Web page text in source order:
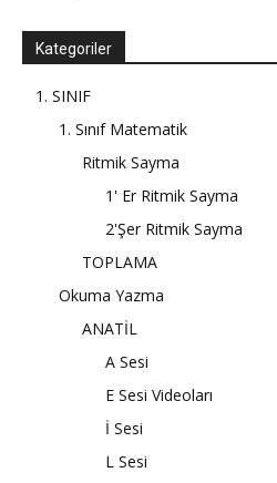
Kategoriler
1. SINIF
1. Sınıf Matematik
Ritmik Sayma
1' Er Ritmik Sayma
2'Şer Ritmik Sayma
TOPLAMA
Okuma Yazma
ANATİL
A Sesi
E Sesi Videoları
İ Sesi
L Sesi